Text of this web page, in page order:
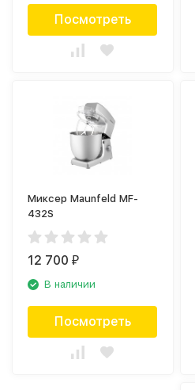
Посмотреть
Миксер Maunfeld MF-
432S
12 700₽
В наличии
Посмотреть